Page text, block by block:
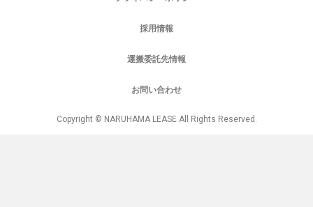
採用情報
運搬委託先情報
お問い合わせ
Copyright © NARUHAMA LEASE All Rights Reserved.